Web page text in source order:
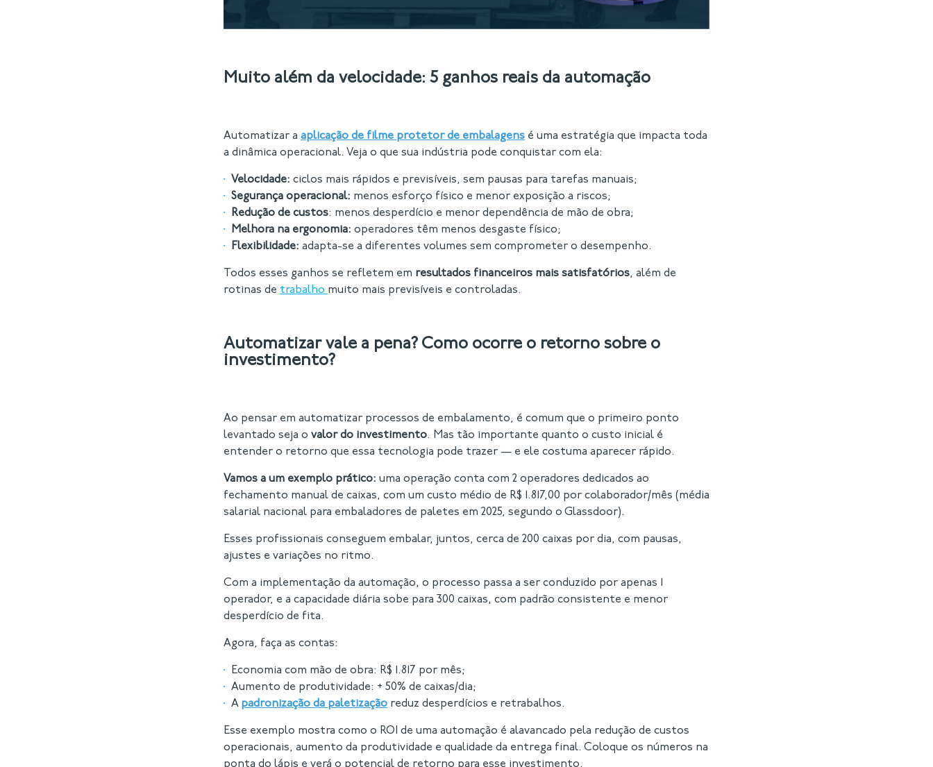
Muito além da velocidade: 5 ganhos reais da automação
Automatizar a aplicação de filme protetor de embalagens é uma estratégia que impacta toda
a dinâmica operacional. Veja o que sua indústria pode conquistar com ela:
Velocidade: ciclos mais rápidos e previsíveis, sem pausas para tarefas manuais;
Segurança operacional: menos esforço físico e menor exposição a riscos;
Redução de custos: menos desperdício e menor dependência de mão de obra;
Melhora na ergonomia: operadores têm menos desgaste físico;
Flexibilidade: adapta-se a diferentes volumes sem comprometer o desempenho.
Todos esses ganhos se refletem em resultados financeiros mais satisfatórios, além de
rotinas de trabalho muito mais previsíveis e controladas.
Automatizar vale a pena? Como ocorre o retorno sobre o
investimento?
Ao pensar em automatizar processos de embalamento, é comum que o primeiro ponto
levantado seja o valor do investimento. Mas tão importante quanto o custo inicial é
entender o retorno que essa tecnologia pode trazer — e ele costuma aparecer rápido.
Vamos a um exemplo prático: uma operação conta com 2 operadores dedicados ao
fechamento manual de caixas, com um custo médio de R$ 1.817,00 por colaborador/mês (média
salarial nacional para embaladores de paletes em 2025, segundo o Glassdoor).
Esses profissionais conseguem embalar, juntos, cerca de 200 caixas por dia, com pausas,
ajustes e variações no ritmo.
Com a implementação da automação, o processo passa a ser conduzido por apenas 1
operador, e a capacidade diária sobe para 300 caixas, com padrão consistente e menor
desperdício de fita.
Agora, faça as contas:
Economia com mão de obra: R$ 1.817 por mês;
Aumento de produtividade: + 50% de caixas/dia;
A padronização da paletização reduz desperdícios e retrabalhos.
Esse exemplo mostra como o ROI de uma automação é alavancado pela redução de custos
operacionais, aumento da produtividade e qualidade da entrega final. Coloque os números na
ponta do lápis e verá o potencial de retorno para esse investimento.